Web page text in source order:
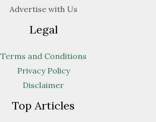
Advertise with Us
Legal
Terms and Conditions
Privacy Policy
Disclaimer
Top Articles